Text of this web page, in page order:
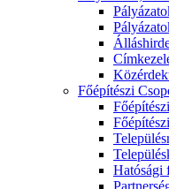
Főépítészi
Hatósági